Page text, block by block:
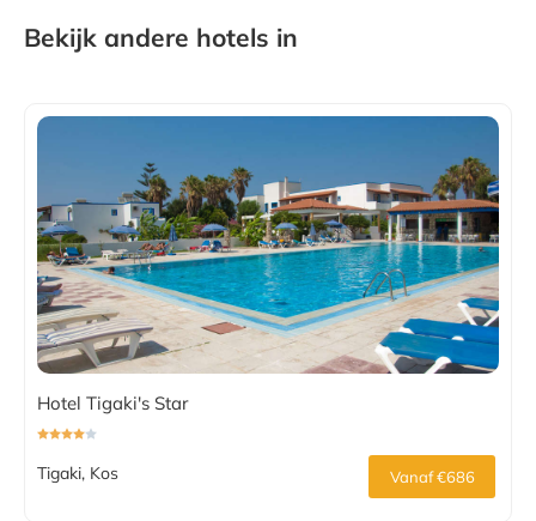
Bekijk andere hotels in
Hotel Tigaki's Star
Tigaki, Kos Vanaf €686